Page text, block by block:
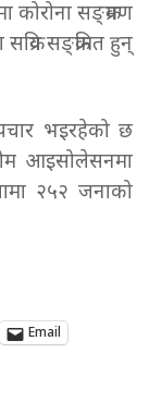
कोरोना सङ्क्रमण
सङ्क्रमित हुन्
भइरहेको छ
आइसोलेसनमा
२५२ जनाको
Email